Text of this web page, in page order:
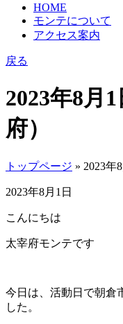
HOME
モンテについて
アクセス案内
戻る
2023年8月
府）
トップページ » 2023年
2023年8月1日
こんにちは
太宰府モンテです
今日は、活動日で朝倉
した。